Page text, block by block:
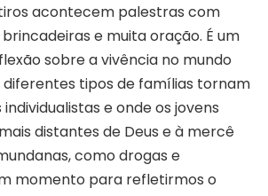
acontecem palestras com
e muita oração. É um
sobre a vivência no mundo
diferentes tipos de famílias tornam
e onde os jovens
distantes de Deus e à mercê
como drogas e
momento para refletirmos o